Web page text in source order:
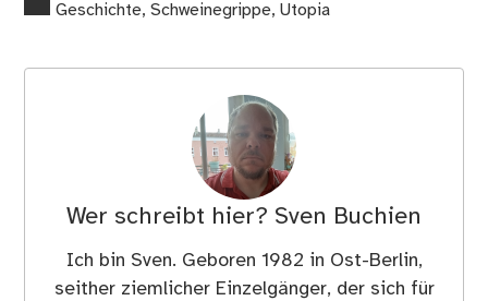
Geschichte,Schweinegrippe,Utopia
Wer schreibt hier? Sven Buchien
Ich bin Sven. Geboren 1982 in Ost-Berlin,
seither ziemlicher Einzelgänger, der sich für